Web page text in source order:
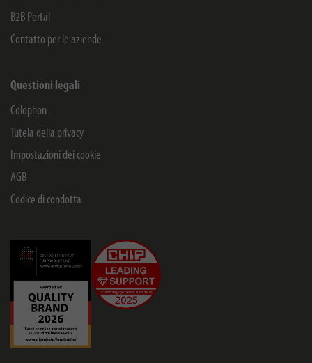
B2B Portal
Contatto per le aziende
Questioni legali
Colophon
Tutela della privacy
Impostazioni dei cookie
AGB
Codice di condotta